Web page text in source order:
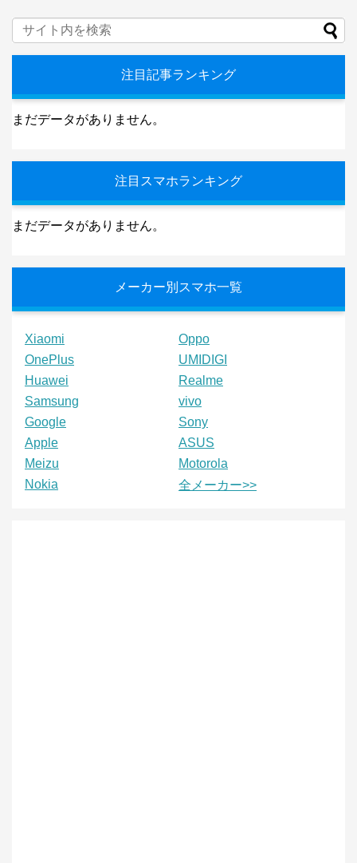
注目記事ランキング
まだデータがありません。
注目スマホランキング
まだデータがありません。
メーカー別スマホ一覧
Xiaomi
Oppo
OnePlus
UMIDIGI
Huawei
Realme
Samsung
vivo
Google
Sony
Apple
ASUS
Meizu
Motorola
Nokia
全メーカー>>